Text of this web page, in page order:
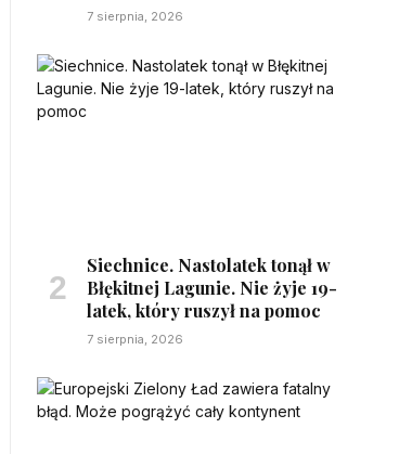
7 sierpnia, 2026
Siechnice. Nastolatek tonął w
Błękitnej Lagunie. Nie żyje 19-
latek, który ruszył na pomoc
7 sierpnia, 2026